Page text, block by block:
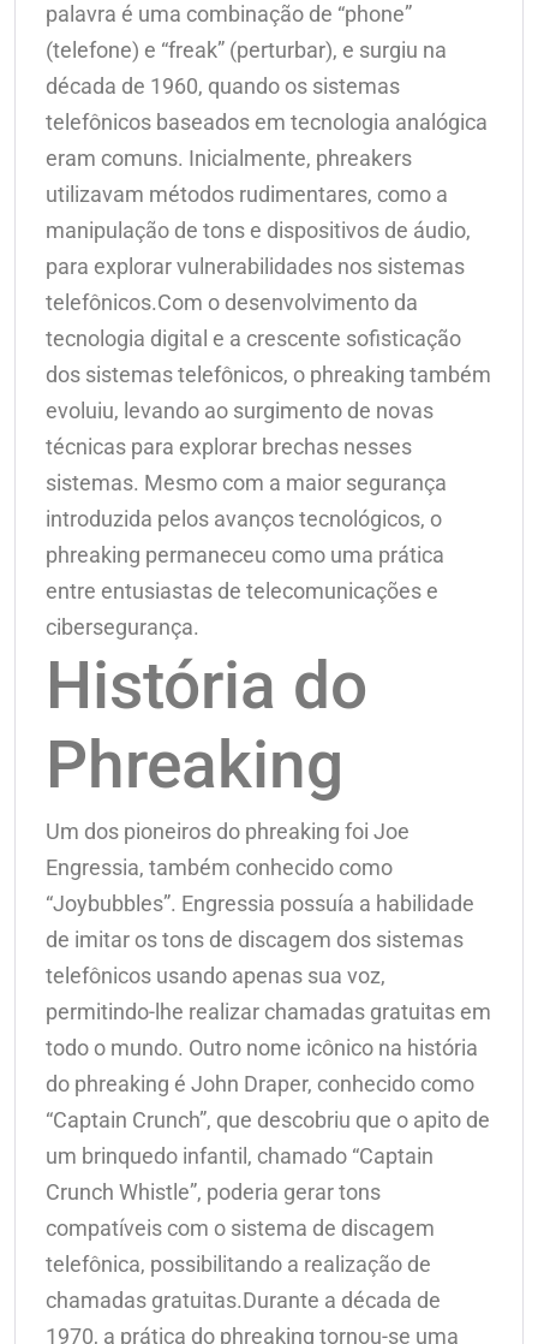
palavra é uma combinação de “phone”
(telefone) e “freak” (perturbar), e surgiu na
década de 1960, quando os sistemas
telefônicos baseados em tecnologia analógica
eram comuns. Inicialmente, phreakers
utilizavam métodos rudimentares, como a
manipulação de tons e dispositivos de áudio,
para explorar vulnerabilidades nos sistemas
telefônicos.Com o desenvolvimento da
tecnologia digital e a crescente sofisticação
dos sistemas telefônicos, o phreaking também
evoluiu, levando ao surgimento de novas
técnicas para explorar brechas nesses
sistemas. Mesmo com a maior segurança
introduzida pelos avanços tecnológicos, o
phreaking permaneceu como uma prática
entre entusiastas de telecomunicações e
cibersegurança.
História do
Phreaking
Um dos pioneiros do phreaking foi Joe
Engressia, também conhecido como
“Joybubbles”. Engressia possuía a habilidade
de imitar os tons de discagem dos sistemas
telefônicos usando apenas sua voz,
permitindo-lhe realizar chamadas gratuitas em
todo o mundo. Outro nome icônico na história
do phreaking é John Draper, conhecido como
“Captain Crunch”, que descobriu que o apito de
um brinquedo infantil, chamado “Captain
Crunch Whistle”, poderia gerar tons
compatíveis com o sistema de discagem
telefônica, possibilitando a realização de
chamadas gratuitas.Durante a década de
1970, a prática do phreaking tornou-se uma